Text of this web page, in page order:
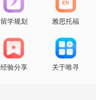
留学规划 雅思托福
经验分享 关于唯寻